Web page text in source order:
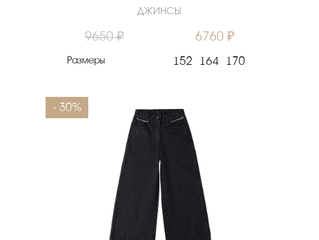
ДЖИНСЫ
9650 ₽ 6760 ₽
Размеры 152 164 170
- 30%